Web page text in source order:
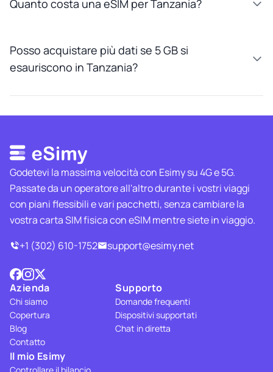
Quanto costa una eSIM per Tanzania?
Posso acquistare più dati se 5 GB si
esauriscono in Tanzania?
Godetevi la massima velocità con Esimy su 4G e 5G.
Passate da un operatore all'altro durante i vostri viaggi
con piani flessibili e vari pacchetti, senza cambiare la
vostra carta SIM fisica con eSIM mentre siete in viaggio.
+1 (302) 610-1752
support@esimy.net
Azienda
Chi siamo
Copertura
Blog
Contatto
Supporto
Domande frequenti
Dispositivi supportati
Chat in diretta
Il mio Esimy